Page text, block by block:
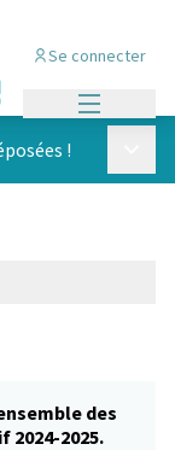
Se connecter
!
des
2025.